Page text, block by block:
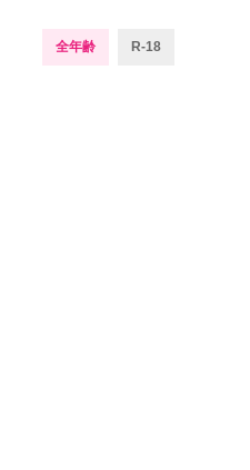
全年齢 R-18